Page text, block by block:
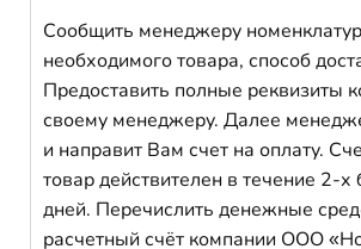
Сообщить менеджеру
необходимого товара, способ
Предоставить полные реквизиты
своему менеджеру. Далее
и направит Вам счет на оплату.
товар действителен в течение 2-х
дней. Перечислить денежные
расчетный счёт компании ООО